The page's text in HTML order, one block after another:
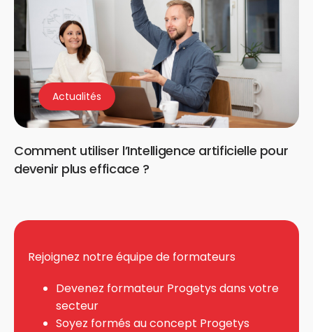
Comment utiliser l’Intelligence artificielle pour
devenir plus efficace ?
Actualités
Rejoignez notre équipe de formateurs
Devenez formateur Progetys dans votre
secteur
Soyez formés au concept Progetys